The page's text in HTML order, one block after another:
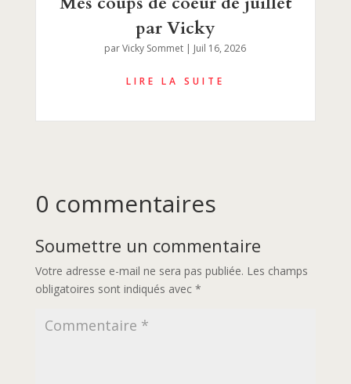
par Vicky
parVicky Sommet | Juil 16, 2026
0 commentaires
Soumettre un commentaire
Votre adresse e-mail ne sera pas publiée. Les champs
obligatoires sont indiqués avec *